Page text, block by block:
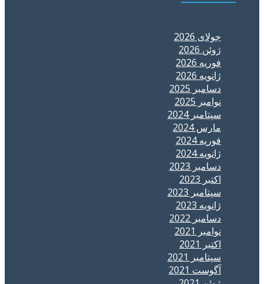
جولای 2026
ژوئن 2026
فوریه 2026
ژانویه 2026
دسامبر 2025
نوامبر 2025
سپتامبر 2024
مارس 2024
فوریه 2024
ژانویه 2024
دسامبر 2023
اکتبر 2023
سپتامبر 2023
ژانویه 2023
دسامبر 2022
نوامبر 2021
اکتبر 2021
سپتامبر 2021
آگوست 2021